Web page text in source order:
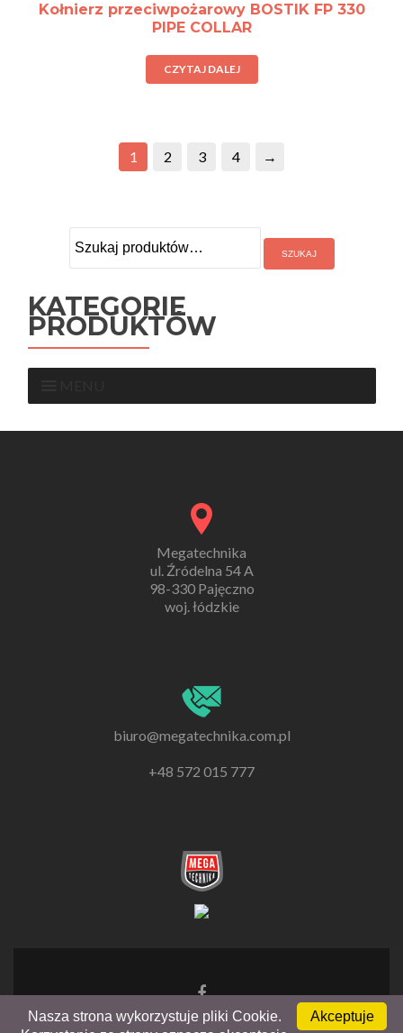
Kołnierz przeciwpożarowy BOSTIK FP 330
PIPE COLLAR
CZYTAJ DALEJ
1 2 3 4 →
KATEGORIE
PRODUKTÓW
Megatechnika
ul. Źródelna 54 A
98-330 Pajęczno
woj. łódzkie
biuro@megatechnika.com.pl
+48 572 015 777
Go
Facebook
Akceptuje
Nasza strona wykorzystuje pliki Cookie.